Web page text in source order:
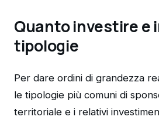
Quanto investire e
tipologie
Per dare ordini di grandezza
le tipologie più comuni di
territoriale e i relativi